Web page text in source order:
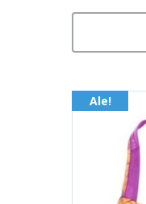
Ale!